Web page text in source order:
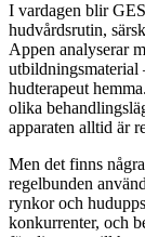
I vardagen blir
hudvårdsrutin,
Appen analyserar
utbildningsmaterial
hudterapeut
olika
apparaten alltid är
Men det finns
regelbunden
rynkor och
konkurrenter, och